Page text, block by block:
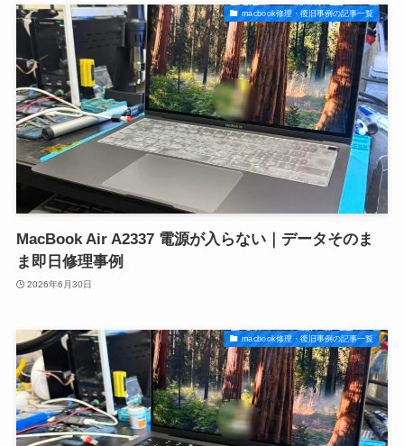
macbook修理・復旧事例の記事一覧
MacBook Air A2337 電源が入らない｜データそのま
ま即日修理事例
2026年6月30日
macbook修理・復旧事例の記事一覧